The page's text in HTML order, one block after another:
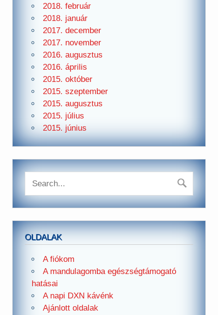
2018. február
2018. január
2017. december
2017. november
2016. augusztus
2016. április
2015. október
2015. szeptember
2015. augusztus
2015. július
2015. június
OLDALAK
A fiókom
A mandulagomba egészségtámogató
hatásai
A napi DXN kávénk
Ajánlott oldalak